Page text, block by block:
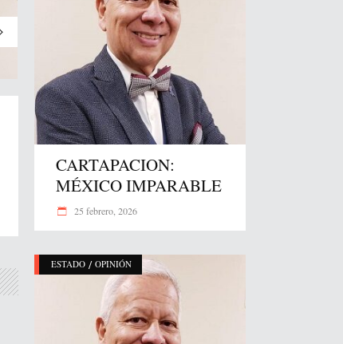
CARTAPACION:
MÉXICO IMPARABLE
25 febrero, 2026
ESTADO / OPINIÓN